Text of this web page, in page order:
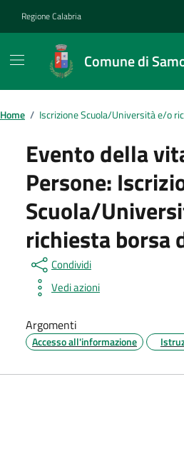
Regione Calabria
Comune di
Home / Iscrizione Scuola/Università e/o
Evento della
Persone:
Scuola/
richiesta borsa
Condividi
Vedi azioni
Argomenti
Accesso all'informazione